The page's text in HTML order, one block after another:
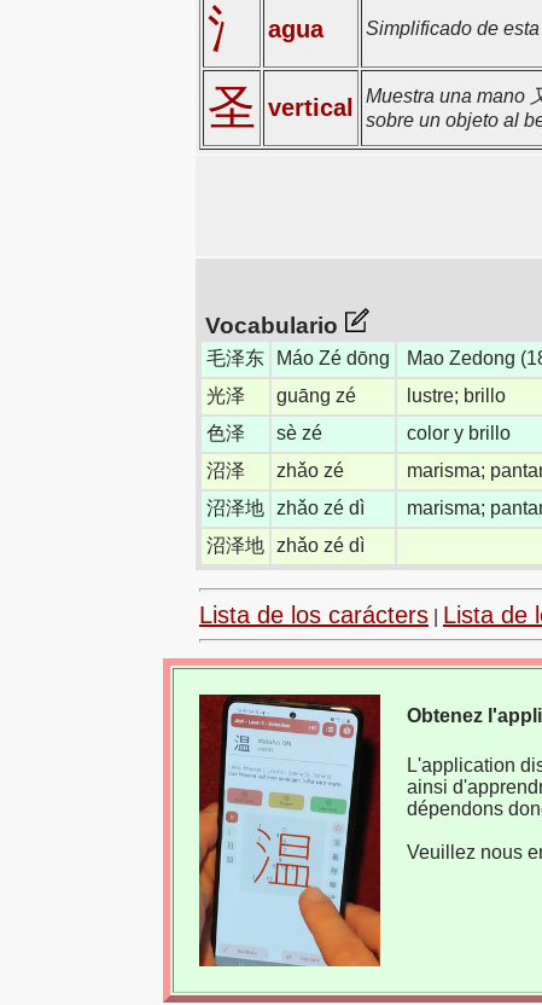
氵 agua Simplificado de
圣 vertical
Muestra una mano
sobre un objeto al
Vocabulario
毛泽东 Máo Zé dōng
Mao Zedong
光泽
guāng zé
lustre; brillo
色泽
sè zé
color y brillo
沼泽
zhǎo zé
marisma;
沼泽地 zhǎo zé dì
marisma;
沼泽地 zhǎo zé dì
Lista de los carácters Lista de
Obtenez
L'application
ainsi
dépendons
Veuillez nous